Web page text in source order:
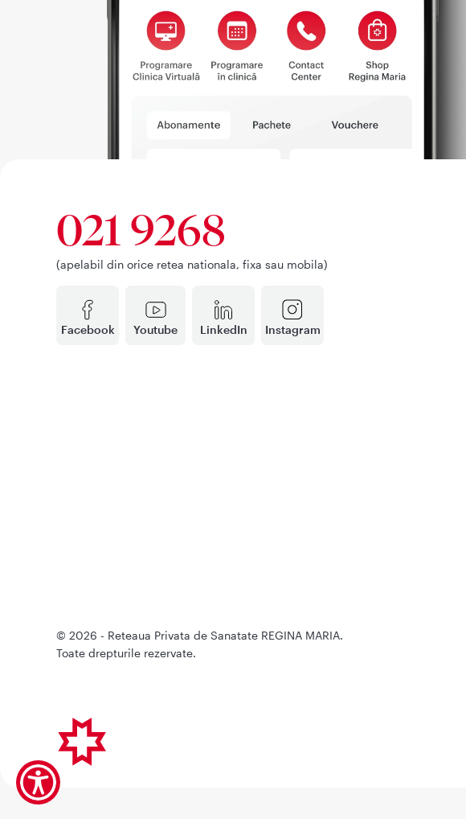
Facebook Youtube LinkedIn Instagram
021 9268
(apelabil din orice retea nationala, fixa sau mobila)
© 2026 - Reteaua Privata de Sanatate REGINA MARIA.
Toate drepturile rezervate.